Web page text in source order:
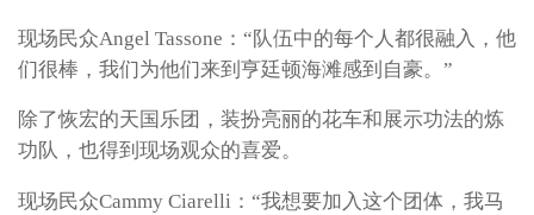
现场民众Angel Tassone：“队伍中的每个人都很融入，他
们很棒，我们为他们来到亨廷顿海滩感到自豪。”
除了恢宏的天国乐团，装扮亮丽的花车和展示功法的炼
功队，也得到现场观众的喜爱。
现场民众Cammy Ciarelli：“我想要加入这个团体，我马